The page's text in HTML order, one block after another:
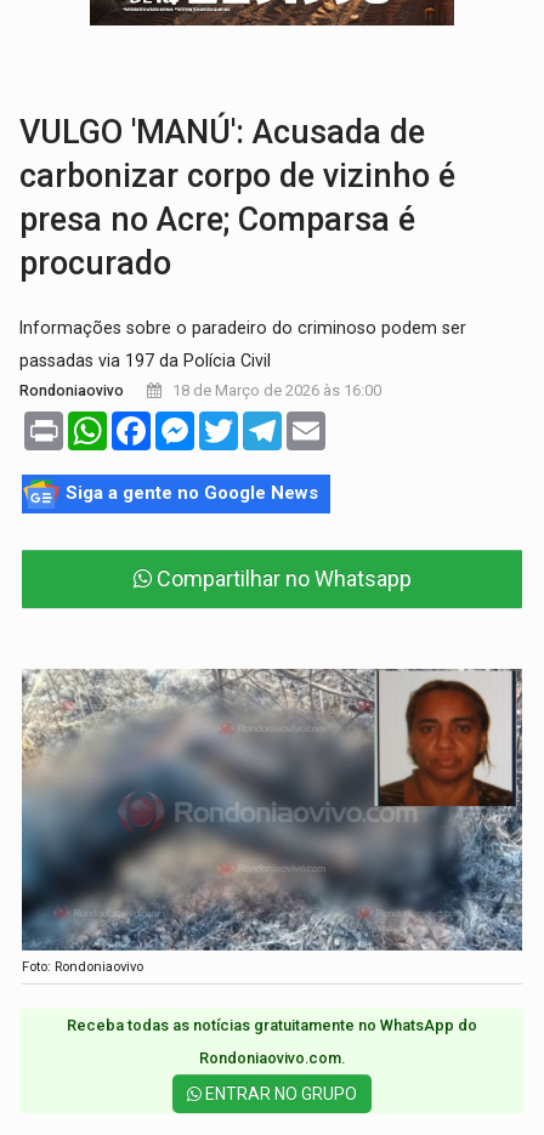
LUDOPATIA:Apostas online começam a afetar produtividade e rotina
BATATA-DOCE E FRANGO:
VULGO 'MANÚ': Acusada de
carbonizar corpo de vizinho é
presa no Acre; Comparsa é
procurado
Informações sobre o paradeiro do criminoso podem ser
passadas via 197 da Polícia Civil
Rondoniaovivo 18 de Março de 2026 às 16:00
Print WhatsAppFacebookMessenger
TwitterTelegram
Siga a gente no Google News
Compartilhar no Whatsapp
Foto: Rondoniaovivo
Receba todas as notícias gratuitamente no WhatsApp do
Rondoniaovivo.com.​
ENTRAR NO GRUPO